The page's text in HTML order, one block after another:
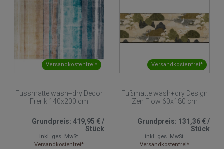
Versandkostenfrei*
Fussmatte wash+dry Decor
Frerik 140x200 cm
Grundpreis: 419,95 €/
Stück
inkl. ges. MwSt.
Versandkostenfrei*
Versandkostenfrei*
Fußmatte wash+dry Design
Zen Flow 60x180 cm
Grundpreis: 131,36 €/
Stück
inkl. ges. MwSt.
Versandkostenfrei*